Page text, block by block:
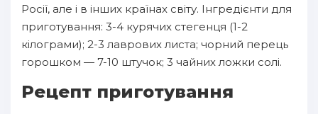
Росії, але і в інших країнах світу. Інгредієнти для
приготування: 3-4 курячих стегенця (1-2
кілограми); 2-3 лаврових листа; чорний перець
горошком — 7-10 штучок; 3 чайних ложки солі.
Рецепт приготування